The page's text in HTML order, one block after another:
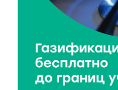
136
День арбуза отметили
Доме культуры
7 Авг 2026 17:02 194